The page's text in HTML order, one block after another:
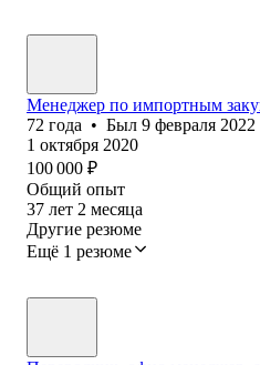
Менеджер по импортным
72 года • Был 9 февраля 2022
1 октября 2020
100 000 ₽
Общий опыт
37 лет 2 месяца
Другие резюме
Ещё 1 резюме